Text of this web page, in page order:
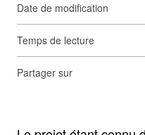
Date de modification
Temps de lecture
Partager sur